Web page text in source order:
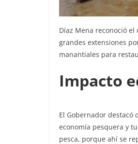
Díaz Mena reconoció
grandes extensiones
manantiales para
Impacto
El Gobernador destacó
economía pesquera y
pesca, porque ahí se